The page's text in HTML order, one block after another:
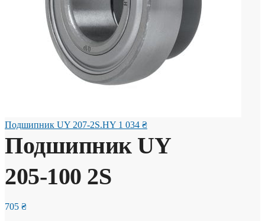
Подшипник UY 207-2S.HY 1 034 ₴
Подшипник UY
205-100 2S
705 ₴